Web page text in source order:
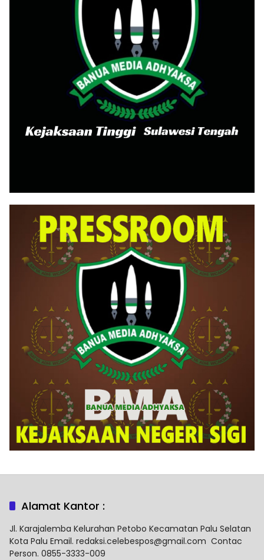
Alamat Kantor :
Jl. Karajalemba Kelurahan Petobo Kecamatan Palu Selatan
Kota Palu Email. redaksi.celebespos@gmail.com Contac
Person. 0855-3333-009